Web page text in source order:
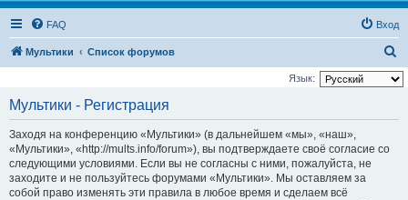
FAQ Вход
Мультики Список форумов
о
Язык:
Мультики - Регистрация
Заходя на конференцию «Мультики» (в дальнейшем «мы», «наш»,
«Мультики», «http://mults.info/forum»), вы подтверждаете своё согласие со
следующими условиями. Если вы не согласны с ними, пожалуйста, не
заходите и не пользуйтесь форумами «Мультики». Мы оставляем за
собой право изменять эти правила в любое время и сделаем всё